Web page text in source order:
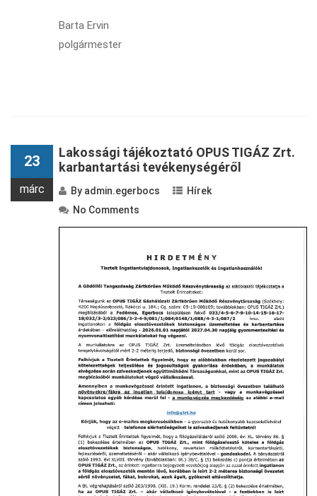
Barta Ervin
polgármester
23
márc
Lakossági tájékoztató OPUS TIGÁZ Zrt.
karbantartási tevékenységéről
By admin.egerbocs
Hírek
No Comments